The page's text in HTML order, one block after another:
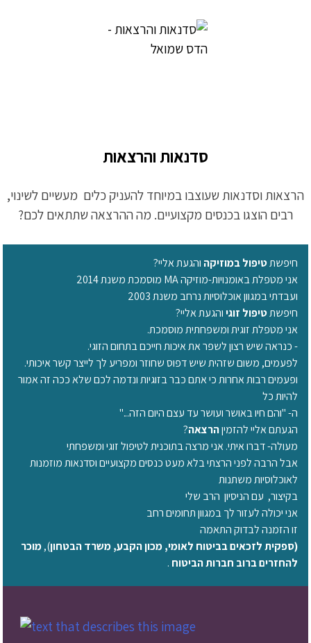
סדנאות והרצאות
הרצאות וסדנאות שעוצבו במיוחד להעניק כלים מעשיים לשינוי,
רבים הוצגו בכנסים מקצועיים. מה ההרצאה שתתאים לכם?
חיפשתטיפול במוזיקה והגעת אליי?
אני מטפלת באומנויות-מוזיקה MA מוסמכת משנת 2014
ועבדתי במגוון אוכלוסיות נרחב משנת 2003
חיפשתטיפול זוגיוהגעת אליי?
אני מטפלת זוגית ומשפחתית מוסמכת.
- כנראה שיש רצון לשפר את איכות חייכם בתחום הזוגי.
לפעמים, משום שזהית שיש דפוס שחוזר ומפריע לך לייצר קשר איכותי.
ופעמים רבות אחרות כי אתם כבר בזוגיות ונדמה לכם שלא ככה זה אמור
להיות כל
ה- "והם חיו באושר ועושר עד עצם היום הזה..."
הגעתם אליי להזמיןהרצאה?
מעולה- דברו איתי. אני מרצה בתוכנית לטיפול זוגי ומשפחתי
אבל הרבה לפני הרצתי בלא מעט כנסים מקצועיים וסדנאות מוזמנות
לאוכלוסיות משתנות
בקיצור, עם הניסיון הרב שלי
אני יכולה לעזור לך במגוון תחומים רחב
זו הזמנה לבדוק התאמה
(ספקית לזכאים בביטוח לאומי, מכון הקבע, משרד הבטחון),מוכר
להחזרים ברוב חברות הביטוח .